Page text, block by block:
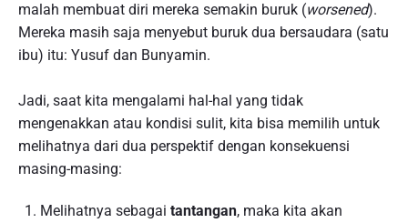
malah membuat diri mereka semakin buruk (worsened).
Mereka masih saja menyebut buruk dua bersaudara (satu
ibu) itu: Yusuf dan Bunyamin.
Jadi, saat kita mengalami hal-hal yang tidak
mengenakkan atau kondisi sulit, kita bisa memilih untuk
melihatnya dari dua perspektif dengan konsekuensi
masing-masing:
Melihatnya sebagai tantangan, maka kita akan